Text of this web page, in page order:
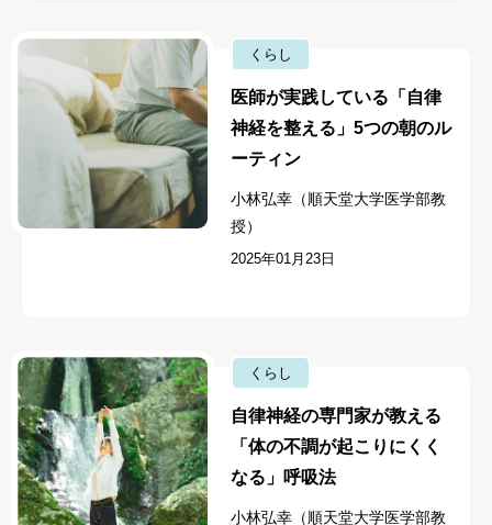
くらし
医師が実践している「自律
神経を整える」5つの朝のル
ーティン
小林弘幸（順天堂大学医学部教
授）
2025年01月23日
くらし
自律神経の専門家が教える
「体の不調が起こりにくく
なる」呼吸法
小林弘幸（順天堂大学医学部教